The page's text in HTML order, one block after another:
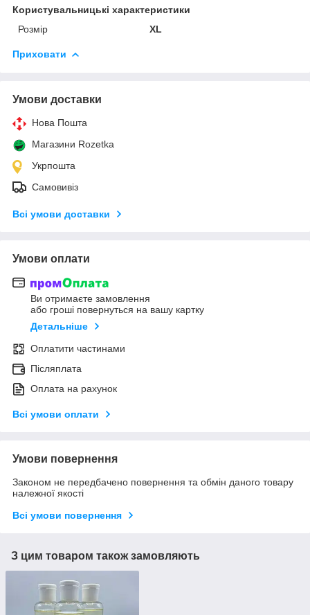
Користувальницькі характеристики
Розмір
XL
Приховати
Умови доставки
Нова Пошта
Магазини Rozetka
Укрпошта
Самовивіз
Всі умови доставки
Умови оплати
Ви отримаєте замовлення
або гроші повернуться на вашу картку
Детальніше
Оплатити частинами
Післяплата
Оплата на рахунок
Всі умови оплати
Умови повернення
Законом не передбачено повернення та обмін даного товару
належної якості
Всі умови повернення
З цим товаром також замовляють